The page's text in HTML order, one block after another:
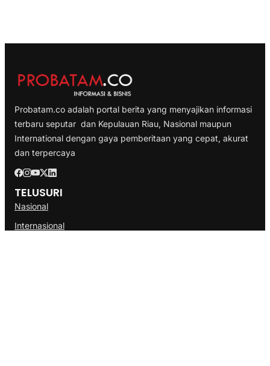
Probatam.co adalah portal berita yang menyajikan informasi
terbaru seputar dan Kepulauan Riau, Nasional maupun
International dengan gaya pemberitaan yang cepat, akurat
dan terpercaya
TELUSURI
Nasional
Internasional